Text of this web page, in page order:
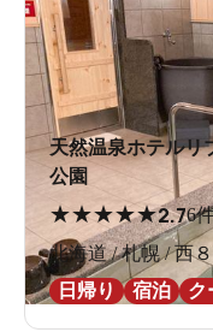
天然温泉ホテルリ
公園
★★★★★2.76
北海道 / 札幌 / 西
日帰り
宿泊 ク